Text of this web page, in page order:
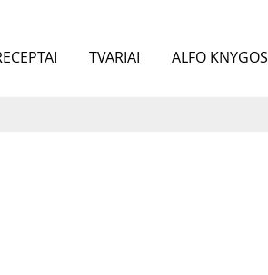
TVARIAI ALFO KNYGOS